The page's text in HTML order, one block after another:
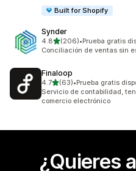
Built for Shopify
Synder
4.8de 5 estrellas
(206)
206 reseñas en total
•Prueba gratis
Conciliación de ventas sin
Finaloop
4.7de 5 estrellas
(63)
63 reseñas en total
•Prueba gratis
Servicio de contabilidad,
comercio electrónico
¿Quieres